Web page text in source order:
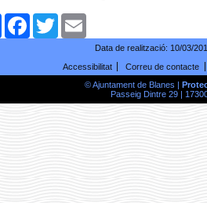
ComparteixFacebookTwitter
Data de realització: 10/03/
Accessibilitat
Correu de contacte
© Ajuntament de Blanes |
Passeig Dintre 29 |